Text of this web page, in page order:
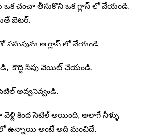
ఒక చంచా తీసుకొని ఒక గ్లాస్ లో వేయండి.
బెటర్.
పసుపును ఆ గ్లాస్ లో వేయండి.
కొద్ది సేపు వెయిట్ చేయండి.
అవ్వనివ్వండి.
వెళ్లి కింద సెటిల్ అయింది, అలాగే నీళ్ళు
లో ఉన్నాయి అంటే అది మంచిదే..